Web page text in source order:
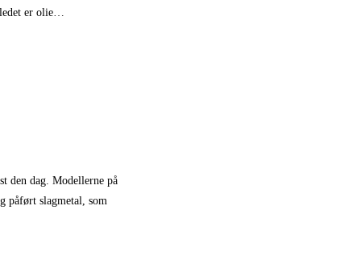
er olie…
den dag. Modellerne på
påført slagmetal, som